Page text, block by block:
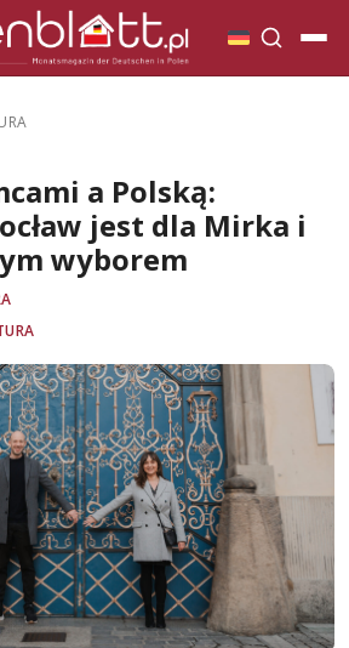
a Polską:
jest dla Mirka i
wyborem